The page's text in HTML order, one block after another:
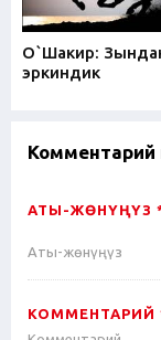
О`Шакир:
эркиндик
АТЫ-ЖӨНҮҢҮЗ
КОММЕНТАРИЙ